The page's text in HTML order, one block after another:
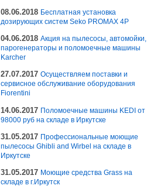
08.06.2018 Бесплатная установка
дозирующих систем Seko PROMAX 4P
04.06.2018 Акция на пылесосы, автомойки,
парогенераторы и поломоечные машины
Karcher
27.07.2017 Осуществляем поставки и
сервисное обслуживание оборудования
Fiorentini
14.06.2017 Поломоечные машины KEDI от
98000 руб на складе в Иркутске
31.05.2017 Профессиональные моющие
пылесосы Ghibli and Wirbel на складе в
Иркутске
31.05.2017 Моющие средства Grass на
складе в г.Иркутск